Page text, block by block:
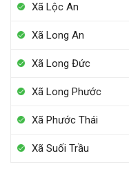
Xã Lộc An
Xã Long An
Xã Long Đức
Xã Long Phước
Xã Phước Thái
Xã Suối Trầu